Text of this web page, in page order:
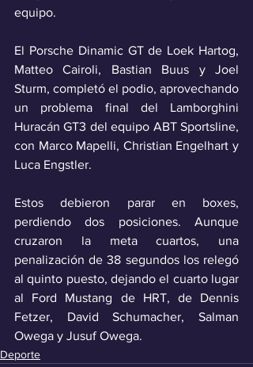
equipo.
El Porsche Dinamic GT de Loek Hartog,
Matteo Cairoli, Bastian Buus y Joel
Sturm, completó el podio, aprovechando
un problema final del Lamborghini
Huracán GT3 del equipo ABT Sportsline,
con Marco Mapelli, Christian Engelhart y
Luca Engstler.
Estos debieron parar en boxes,
perdiendo dos posiciones. Aunque
cruzaron la meta cuartos, una
penalización de 38 segundos los relegó
al quinto puesto, dejando el cuarto lugar
al Ford Mustang de HRT, de Dennis
Fetzer, David Schumacher, Salman
Owega y Jusuf Owega.
Deporte